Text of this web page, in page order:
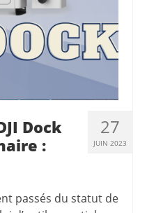
27
JUIN 2023
Dock
:
passés du statut de